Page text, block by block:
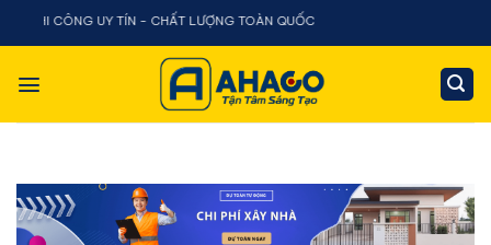
Chuyển
dung
UY TÍN - CHẤT LƯỢNG TOÀN QUỐC